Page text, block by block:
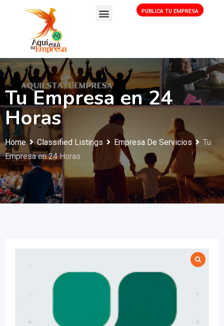
PUBLICA TU EMPRESA
Tu Empresa en 24
Horas
Home Classified Listings Empresa De Servicios
Tu
Empresa en 24 Horas